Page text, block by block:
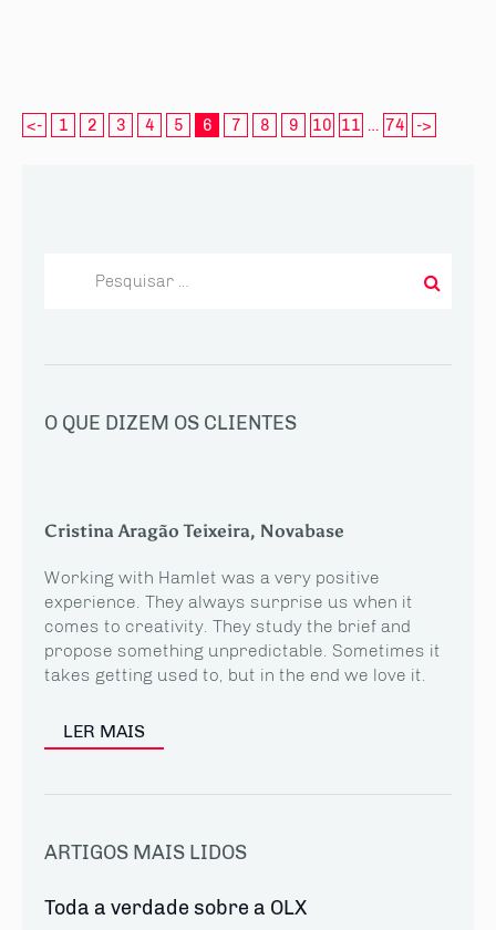
<- 1 2 3 4 5 6 7 8 9 10 11 … 74 ->
O QUE DIZEM OS CLIENTES
Cristina Aragão Teixeira, Novabase
Working with Hamlet was a very positive
experience. They always surprise us when it
comes to creativity. They study the brief and
propose something unpredictable. Sometimes it
takes getting used to, but in the end we love it.
LER MAIS
ARTIGOS MAIS LIDOS
Toda a verdade sobre a OLX